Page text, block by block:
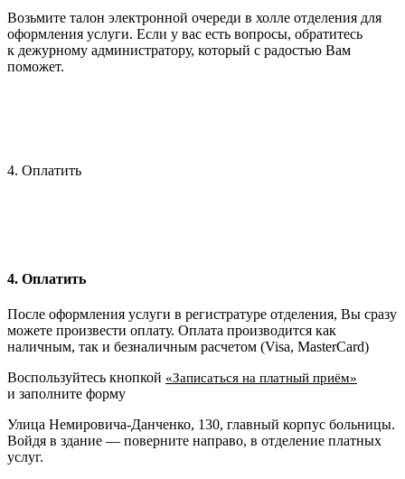
Возьмите талон электронной очереди в холле отделения для
оформления услуги. Если у вас есть вопросы, обратитесь
к дежурному администратору, который с радостью Вам
поможет.
4. Оплатить
4. Оплатить
После оформления услуги в регистратуре отделения, Вы сразу
можете произвести оплату. Оплата производится как
наличным, так и безналичным расчетом (Visa, MasterCard)
Воспользуйтесь кнопкой «Записаться на платный приём»
и заполните форму
Улица Немировича-Данченко, 130, главный корпус больницы.
Войдя в здание — поверните направо, в отделение платных
услуг.